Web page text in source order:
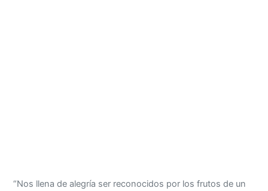
“Nos llena de alegría ser reconocidos por los frutos de un